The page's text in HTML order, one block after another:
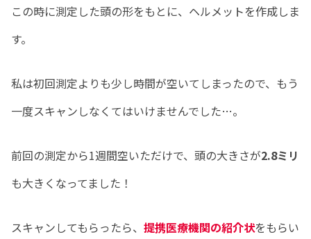
この時に測定した頭の形をもとに、ヘルメットを作成しま
す。
私は初回測定よりも少し時間が空いてしまったので、もう
一度スキャンしなくてはいけませんでした…。
前回の測定から1週間空いただけで、頭の大きさが2.8ミリ
も大きくなってました！
スキャンしてもらったら、 提携医療機関の紹介状をもらい